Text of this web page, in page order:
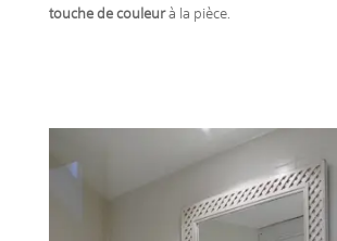
touche de couleurà la pièce.